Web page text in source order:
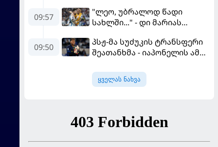
გადაწყვეტილებას ელის
09:57
"ლეო, უბრალოდ წადი
სახლში..." - დი მარიას
09:50
პსჟ-მა სუძუკის ტრანსფერი
შეათანხმა - იაპონელის ამ
შევალიეს
გადაწყვეტილებაზე გადის
ყველას ნახვა